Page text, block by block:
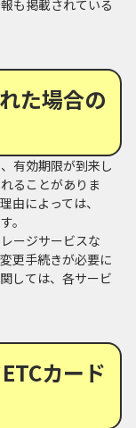
も掲載されている
た場合の
有効期限が到来し
ることがありま
由によっては、
。
ージサービスな
更手続きが必要に
しては、各サービ
カード